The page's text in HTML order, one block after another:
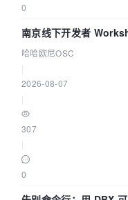
0
南京线下开发者
Agent 应用
哈哈欧尼OSC
2026-08-07
307
0